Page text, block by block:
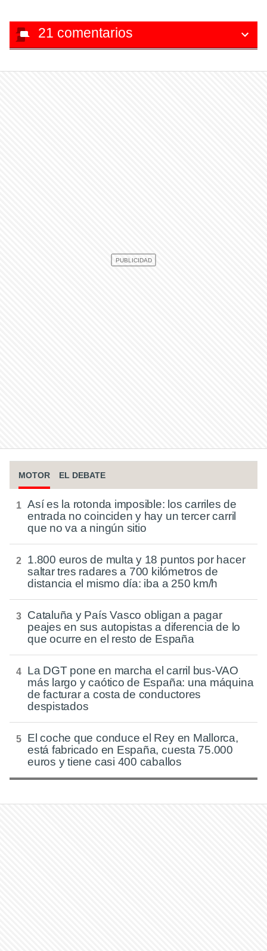
21 comentarios
MOTOR EL DEBATE
Así es la rotonda imposible: los carriles de
entrada no coinciden y hay un tercer carril
que no va a ningún sitio
1.800 euros de multa y 18 puntos por hacer
saltar tres radares a 700 kilómetros de
distancia el mismo día: iba a 250 km/h
Cataluña y País Vasco obligan a pagar
peajes en sus autopistas a diferencia de lo
que ocurre en el resto de España
La DGT pone en marcha el carril bus-VAO
más largo y caótico de España: una máquina
de facturar a costa de conductores
despistados
El coche que conduce el Rey en Mallorca,
está fabricado en España, cuesta 75.000
euros y tiene casi 400 caballos